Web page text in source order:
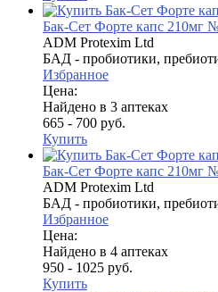
Бак-Сет Форте капс 210мг
ADM Protexim Ltd
БАД - пробиотики,
Избранное
Цена:
Найдено в 3 аптеках
665 - 700 руб.
Купить
Бак-Сет Форте капс 210мг
ADM Protexim Ltd
БАД - пробиотики,
Избранное
Цена:
Найдено в 4 аптеках
950 - 1025 руб.
Купить